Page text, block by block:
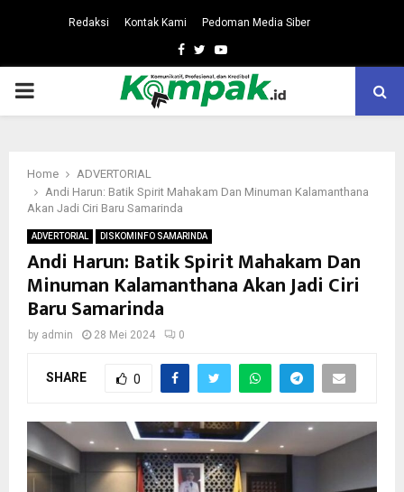
Redaksi Kontak Kami Pedoman Media Siber
Facebook
TwitterYoutube
PRIMARY
Home
ADVERTORIAL
Andi Harun: Batik Spirit Mahakam Dan Minuman Kalamanthana
Akan Jadi Ciri Baru Samarinda
ADVERTORIAL DISKOMINFO SAMARINDA
Andi Harun: Batik Spirit Mahakam Dan
Minuman Kalamanthana Akan Jadi Ciri
Baru Samarinda
by admin 28 Mei 2024 0
SHARE 0